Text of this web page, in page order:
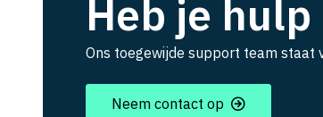
Heb je hulp
Ons toegewijde support team staat
Neem contact op